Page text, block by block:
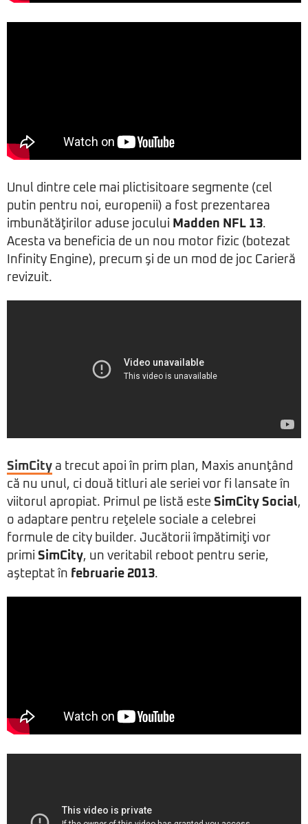
Unul dintre cele mai plictisitoare segmente (cel
putin pentru noi, europenii) a fost prezentarea
imbunătăţirilor aduse jocului Madden NFL 13.
Acesta va beneficia de un nou motor fizic (botezat
Infinity Engine), precum şi de un mod de joc Carieră
revizuit.
SimCity a trecut apoi în prim plan, Maxis anunţând
că nu unul, ci două titluri ale seriei vor fi lansate în
viitorul apropiat. Primul pe listă este SimCity Social,
o adaptare pentru reţelele sociale a celebrei
formule de city builder. Jucătorii împătimiţi vor
primi SimCity, un veritabil reboot pentru serie,
aşteptat în februarie 2013.